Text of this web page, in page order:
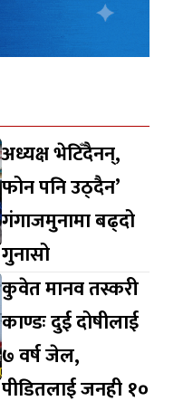
अध्यक्ष भेटिँदैनन्,
फोन पनि उठ्दैन’
गंगाजमुनामा बढ्दो
गुनासो
कुवेत मानव तस्करी
काण्डः दुई दोषीलाई
७ वर्ष जेल,
पीडितलाई जनही १०